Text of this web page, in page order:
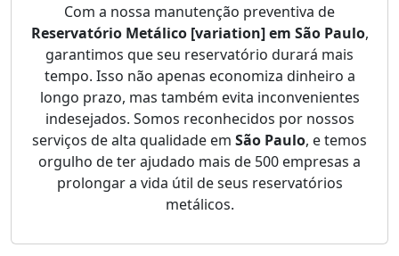
Com a nossa manutenção preventiva de
Reservatório Metálico [variation] em São Paulo,
garantimos que seu reservatório durará mais
tempo. Isso não apenas economiza dinheiro a
longo prazo, mas também evita inconvenientes
indesejados. Somos reconhecidos por nossos
serviços de alta qualidade em São Paulo, e temos
orgulho de ter ajudado mais de 500 empresas a
prolongar a vida útil de seus reservatórios
metálicos.